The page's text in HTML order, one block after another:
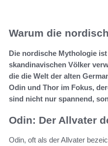
Warum die
Die nordische Mythologie
skandinavischen Völker
die die Welt der alten
Odin und Thor im Fokus,
sind nicht nur spannend,
Odin: Der Allvater
Odin, oft als der Allvater